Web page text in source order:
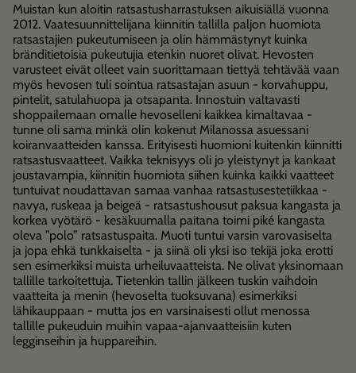
Muistan kun aloitin ratsastusharrastuksen aikuisiällä vuonna
2012. Vaatesuunnittelijana kiinnitin tallilla paljon huomiota
ratsastajien pukeutumiseen ja olin hämmästynyt kuinka
bränditietoisia pukeutujia etenkin nuoret olivat. Hevosten
varusteet eivät olleet vain suorittamaan tiettyä tehtävää vaan
myös hevosen tuli sointua ratsastajan asuun - korvahuppu,
pintelit, satulahuopa ja otsapanta. Innostuin valtavasti
shoppailemaan omalle hevoselleni kaikkea kimaltavaa -
tunne oli sama minkä olin kokenut Milanossa asuessani
koiranvaatteiden kanssa. Erityisesti huomioni kuitenkin kiinnitti
ratsastusvaatteet. Vaikka teknisyys oli jo yleistynyt ja kankaat
joustavampia, kiinnitin huomiota siihen kuinka kaikki vaatteet
tuntuivat noudattavan samaa vanhaa ratsastusestetiikkaa -
navya, ruskeaa ja beigeä - ratsastushousut paksua kangasta ja
korkea vyötärö - kesäkuumalla paitana toimi piké kangasta
oleva ”polo” ratsastuspaita. Muoti tuntui varsin varovasiselta
ja jopa ehkä tunkkaiselta - ja siinä oli yksi iso tekijä joka erotti
sen esimerkiksi muista urheiluvaatteista. Ne olivat yksinomaan
tallille tarkoitettuja. Tietenkin tallin jälkeen tuskin vaihdoin
vaatteita ja menin (hevoselta tuoksuvana) esimerkiksi
lähikauppaan - mutta jos en varsinaisesti ollut menossa
tallille pukeuduin muihin vapaa-ajanvaatteisiin kuten
legginseihin ja huppareihin.